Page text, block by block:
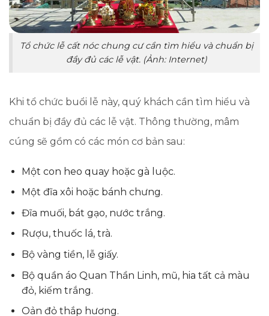
Tổ chức lễ cất nóc chung cư cần tìm hiểu và chuẩn bị
đầy đủ các lễ vật. (Ảnh: Internet)
Khi tổ chức buổi lễ này, quý khách cần tìm hiểu và
chuẩn bị đầy đủ các lễ vật. Thông thường, mâm
cúng sẽ gồm có các món cơ bản sau:
Một con heo quay hoặc gà luộc.
Một đĩa xôi hoặc bánh chưng.
Đĩa muối, bát gạo, nước trắng.
Rượu, thuốc lá, trà.
Bộ vàng tiền, lễ giấy.
Bộ quần áo Quan Thần Linh, mũ, hia tất cả màu
đỏ, kiếm trắng.
Oản đỏ thắp hương.